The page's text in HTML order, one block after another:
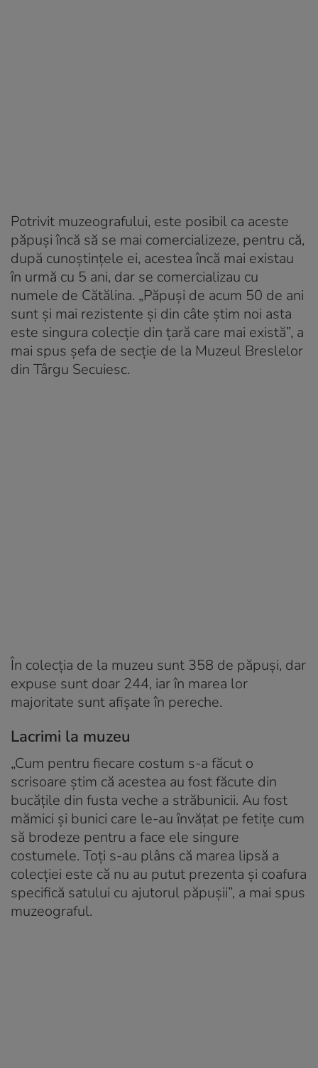
Potrivit muzeografului, este posibil ca aceste
păpuși încă să se mai comercializeze, pentru că,
după cunoștințele ei, acestea încă mai existau
în urmă cu 5 ani, dar se comercializau cu
numele de Cătălina. „Păpuși de acum 50 de ani
sunt și mai rezistente și din câte știm noi asta
este singura colecție din țară care mai există”, a
mai spus șefa de secție de la Muzeul Breslelor
din Târgu Secuiesc.
În colecția de la muzeu sunt 358 de păpuși, dar
expuse sunt doar 244, iar în marea lor
majoritate sunt afișate în pereche.
Lacrimi la muzeu
„Cum pentru fiecare costum s-a făcut o
scrisoare știm că acestea au fost făcute din
bucățile din fusta veche a străbunicii. Au fost
mămici și bunici care le-au învățat pe fetițe cum
să brodeze pentru a face ele singure
costumele. Toți s-au plâns că marea lipsă a
colecției este că nu au putut prezenta și coafura
specifică satului cu ajutorul păpușii”, a mai spus
muzeograful.